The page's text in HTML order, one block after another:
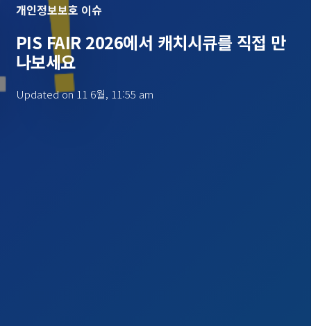
개인정보보호 이슈
PIS FAIR 2026에서 캐치시큐를 직접 만
나보세요
Updated on11 6월, 11:55 am